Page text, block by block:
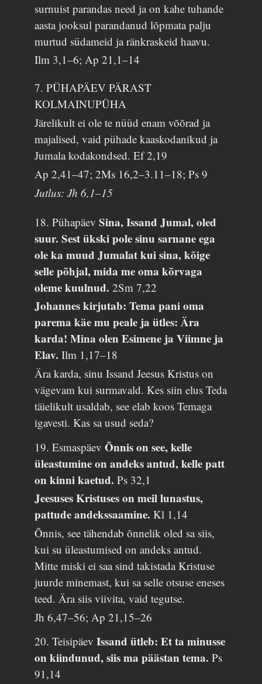
surnuist parandas need ja on kahe tuhande
aasta jooksul parandanud lõpmata palju
murtud südameid ja ränkraskeid haavu.
Ilm 3,1–6; Ap 21,1–14
7. PÜHAPÄEV PÄRAST
KOLMAINUPÜHA
Järelikult ei ole te nüüd enam võõrad ja
majalised, vaid pühade kaaskodanikud ja
Jumala kodakondsed.Ef 2,19
Ap 2,41–47; 2Ms 16,2–3.11–18; Ps 9
Jutlus: Jh 6,1–15
18. PühapäevSina, Issand Jumal, oled
suur. Sest ükski pole sinu sarnane ega
ole ka muud Jumalat kui sina, kõige
selle põhjal, mida me oma kõrvaga
oleme kuulnud.2Sm 7,22
Johannes kirjutab: Tema pani oma
parema käe mu peale ja ütles: Ära
karda! Mina olen Esimene ja Viimne ja
Elav.Ilm 1,17–18
Ära karda, sinu Issand Jeesus Kristus on
vägevam kui surmavald. Kes siin elus Teda
täielikult usaldab, see elab koos Temaga
igavesti. Kas sa usud seda?
19. EsmaspäevÕnnis on see, kelle
üleastumine on andeks antud, kelle patt
on kinni kaetud.Ps 32,1
Jeesuses Kristuses on meil lunastus,
pattude andekssaamine.Kl 1,14
Õnnis, see tähendab õnnelik oled sa siis,
kui su üleastumised on andeks antud.
Mitte miski ei saa sind takistada Kristuse
juurde minemast, kui sa selle otsuse eneses
teed. Ära siis viivita, vaid tegutse.
Jh 6,47–56; Ap 21,15–26
20. TeisipäevIssand ütleb: Et ta minusse
on kiindunud, siis ma päästan tema.Ps
91,14